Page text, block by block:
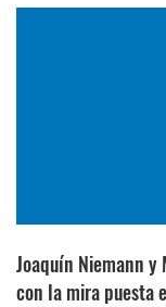
Joaquín Niemann
con la mira puesta